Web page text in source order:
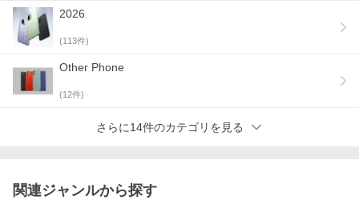
2026
(113件)
Other Phone
(12件)
さらに14件のカテゴリを見る
関連ジャンルから探す